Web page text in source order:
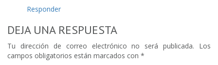
Responder
DEJA UNA RESPUESTA
Tu dirección de correo electrónico no será publicada.
Los
campos obligatorios están marcados con *